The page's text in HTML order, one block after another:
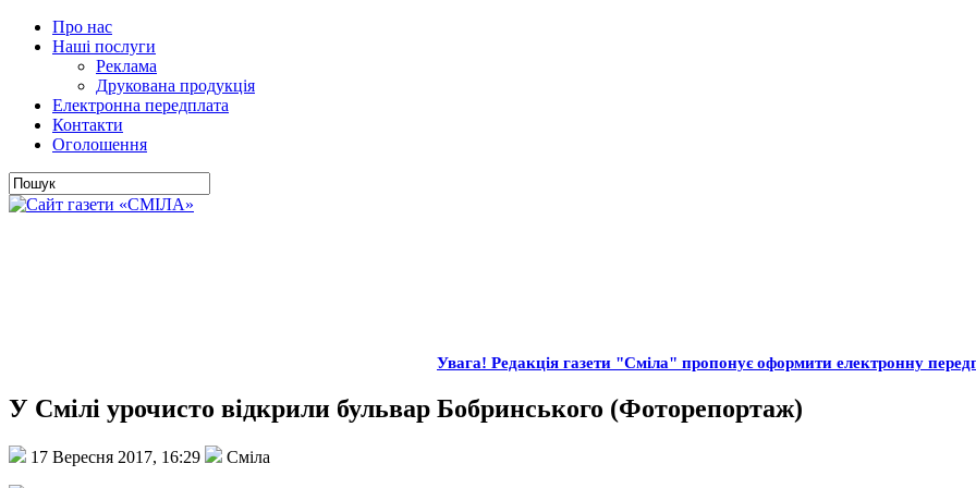
Про нас
Наші послуги
Реклама
Друкована продукція
Електронна передплата
Контакти
Оголошення
Увага! Редакція газети "Сміла" пропонує оформити електронну
У Смілі урочисто відкрили бульвар Бобринського (Фоторепортаж)
17 Вересня 2017, 16:29
Сміла